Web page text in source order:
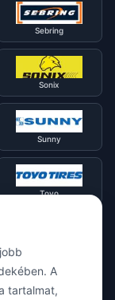
Sebring
Sonix
Sunny
Toyo
Voyager
A
tartalmat,